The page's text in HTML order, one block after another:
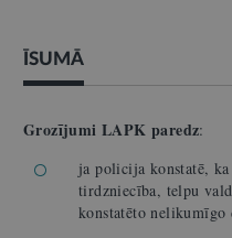
ĪSUMĀ
Grozījumi LAPK paredz:
ja policija konstatē,
tirdzniecība, telpu
konstatēto nelikumīgo